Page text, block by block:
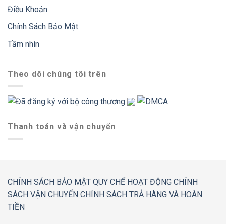
Điều Khoản
Chính Sách Bảo Mật
Tầm nhìn
Theo dõi chúng tôi trên
Thanh toán và vận chuyển
CHÍNH SÁCH BẢO MẬT QUY CHẾ HOẠT ĐỘNG CHÍNH
SÁCH VẬN CHUYỂN CHÍNH SÁCH TRẢ HÀNG VÀ HOÀN
TIỀN